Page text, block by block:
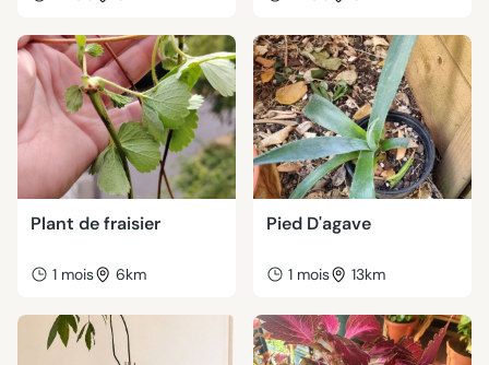
Plant de fraisier
1 mois 6km
Pied D'agave
1 mois 13km